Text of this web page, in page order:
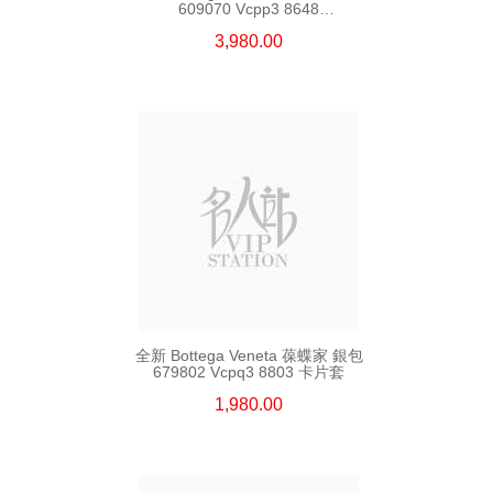
609070 Vcpp3 8648
3,980.00
全新 Bottega Veneta 葆蝶家 銀包
679802 Vcpq3 8803 卡片套
1,980.00